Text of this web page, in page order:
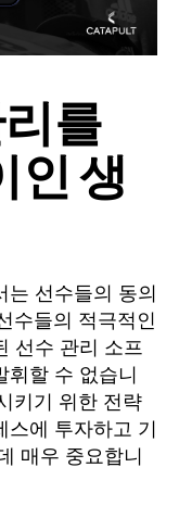
를
인 생
선수들의 동의
수들의 적극적인
선수 관리 소프
휘할 수 없습니
키기 위한 전략
에 투자하고 기
매우 중요합니